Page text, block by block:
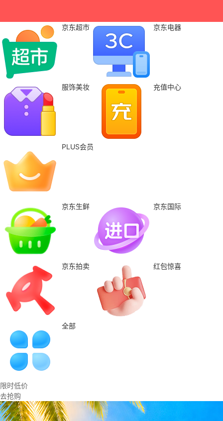
京东超市 京东电器
服饰美妆 充值中心
PLUS会员
京东生鲜 京东国际
京东拍卖 红包惊喜
全部
限时低价
去抢购